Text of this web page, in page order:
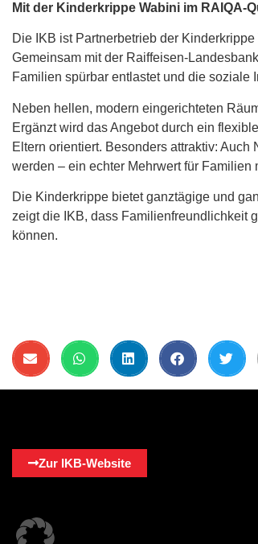
Mit der Kinderkrippe Wabini im
Die IKB ist Partnerbetrieb der
Gemeinsam mit der Raiffeisen-
Familien spürbar entlastet und die soziale
Neben hellen, modern eingerichteten
Ergänzt wird das Angebot durch ein
Eltern orientiert. Besonders attraktiv:
werden – ein echter Mehrwert für Familien
Die Kinderkrippe bietet ganztägige und
zeigt die IKB, dass Familienfreundlichkeit
können.
Zur IKB-Website